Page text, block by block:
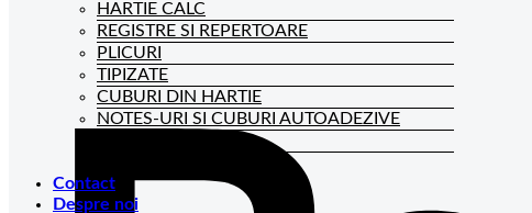
HARTIE CALC
REGISTRE SI REPERTOARE
PLICURI
TIPIZATE
CUBURI DIN HARTIE
NOTES-URI SI CUBURI AUTOADEZIVE
Contact
Despre noi